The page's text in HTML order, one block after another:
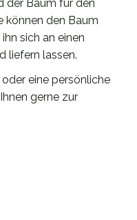
der Baum für den
können den Baum
sich an einen
liefern lassen.
eine persönliche
gerne zur